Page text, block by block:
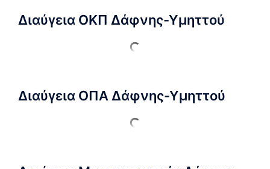
Διαύγεια ΟΚΠ Δάφνης-Υμηττού
Διαύγεια ΟΠΑ Δάφνης-Υμηττού